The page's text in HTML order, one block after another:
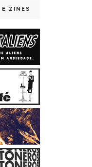
E ZINES